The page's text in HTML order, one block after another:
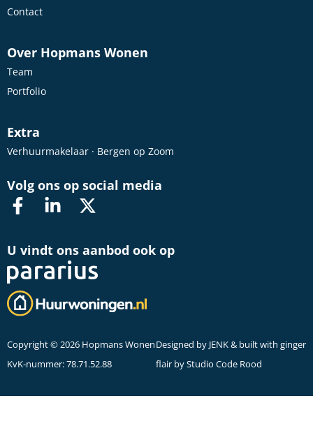
Contact
Over Hopmans Wonen
Team
Portfolio
Extra
Verhuurmakelaar · Bergen op Zoom
Volg ons op social media
U vindt ons aanbod ook op
Copyright © 2026 Hopmans Wonen
KvK-nummer: 78.71.52.88
Designed by JENK& built with ginger
flair byStudio Code Rood